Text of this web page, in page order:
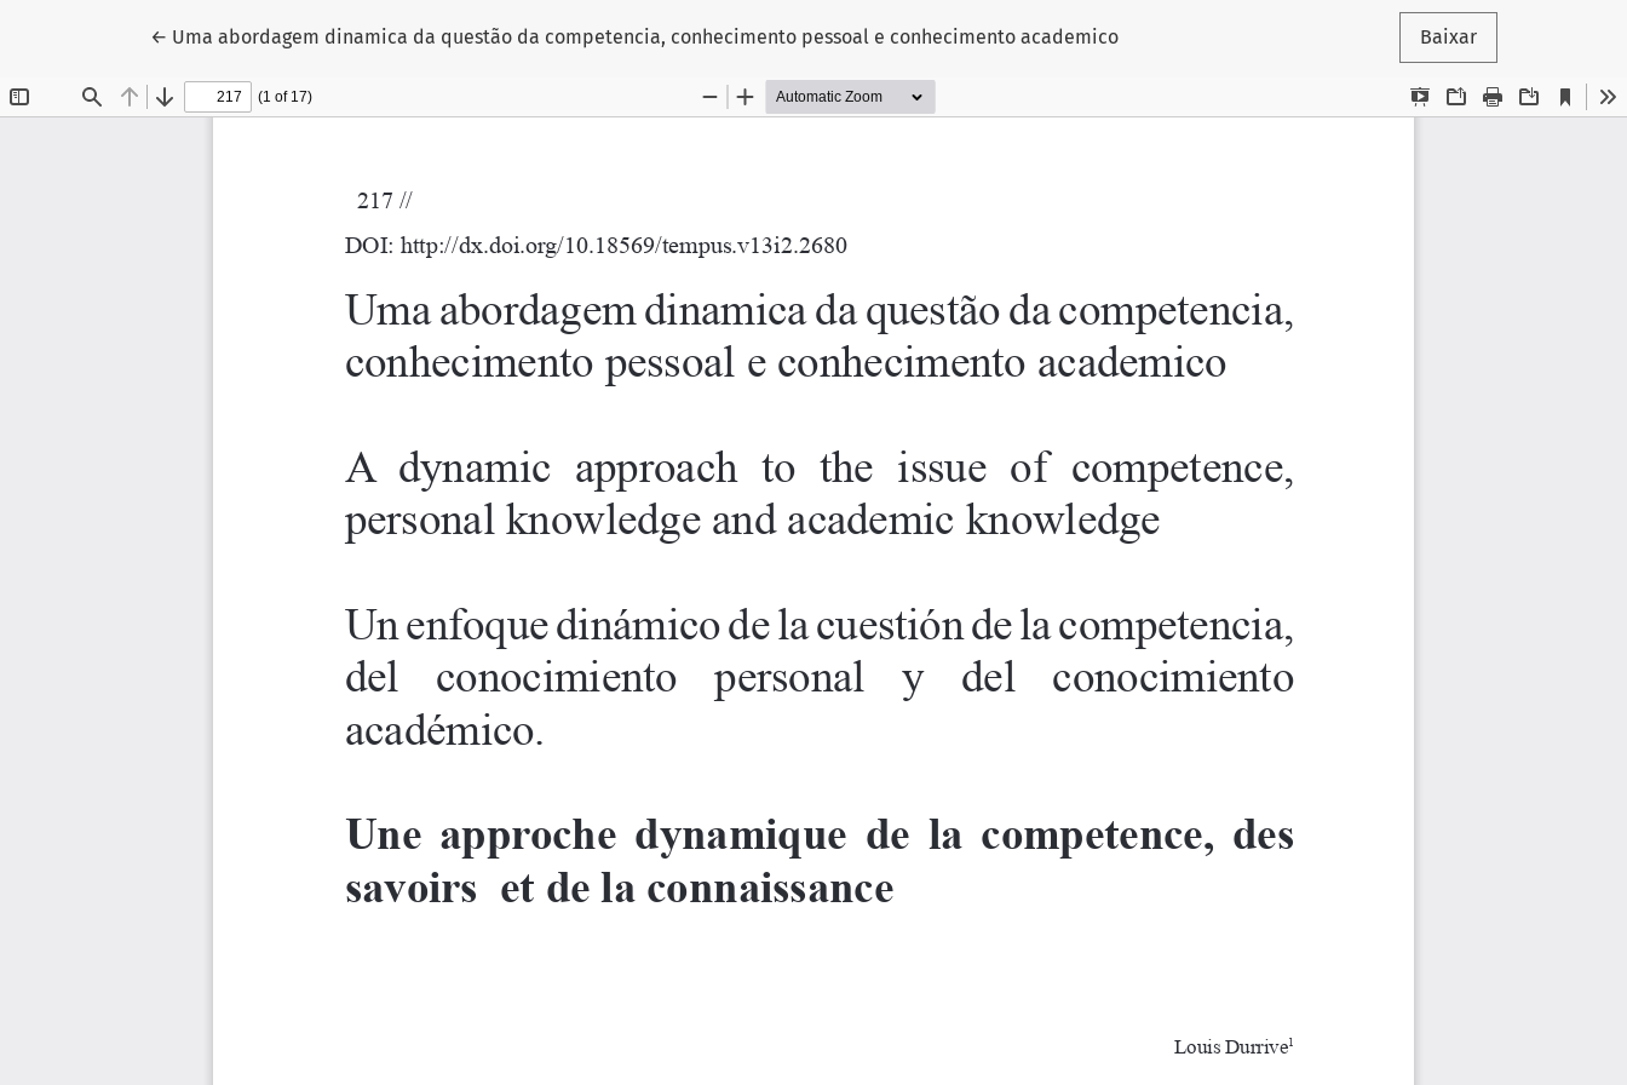
← Voltar aos Detalhes do Artigo
Uma abordagem dinamica da questão da competencia, conhecimento pessoal e conhecimento academico Baixar